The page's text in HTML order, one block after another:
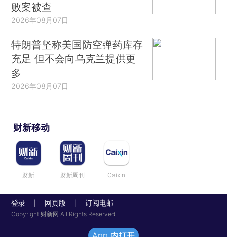
败案被查
2026年08月07日
特朗普坚称美国防空弹药库存
充足 但不会向乌克兰提供更
多
2026年08月07日
财新移动
财新 财新周刊 Caixin
登录 网页版 订阅电邮
Copyright 财新网 All Rights Reserved